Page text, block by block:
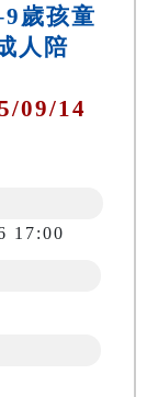
歲孩童
人陪
09/14
17:00